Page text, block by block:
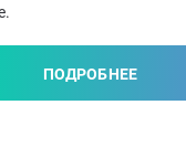
ПОДРОБНЕЕ